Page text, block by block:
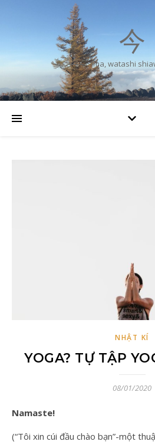
今
Ima, watashi
NHẬT KÍ
YOGA? TỰ TẬP
08/01/2020
Namaste!
(“Tôi xin cúi đầu chào bạn”-một